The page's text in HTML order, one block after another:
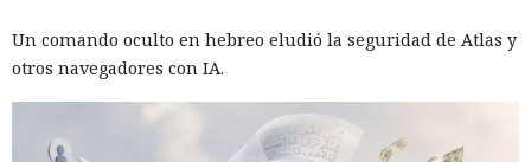
Un comando oculto en hebreo eludió la seguridad de Atlas y
otros navegadores con IA.